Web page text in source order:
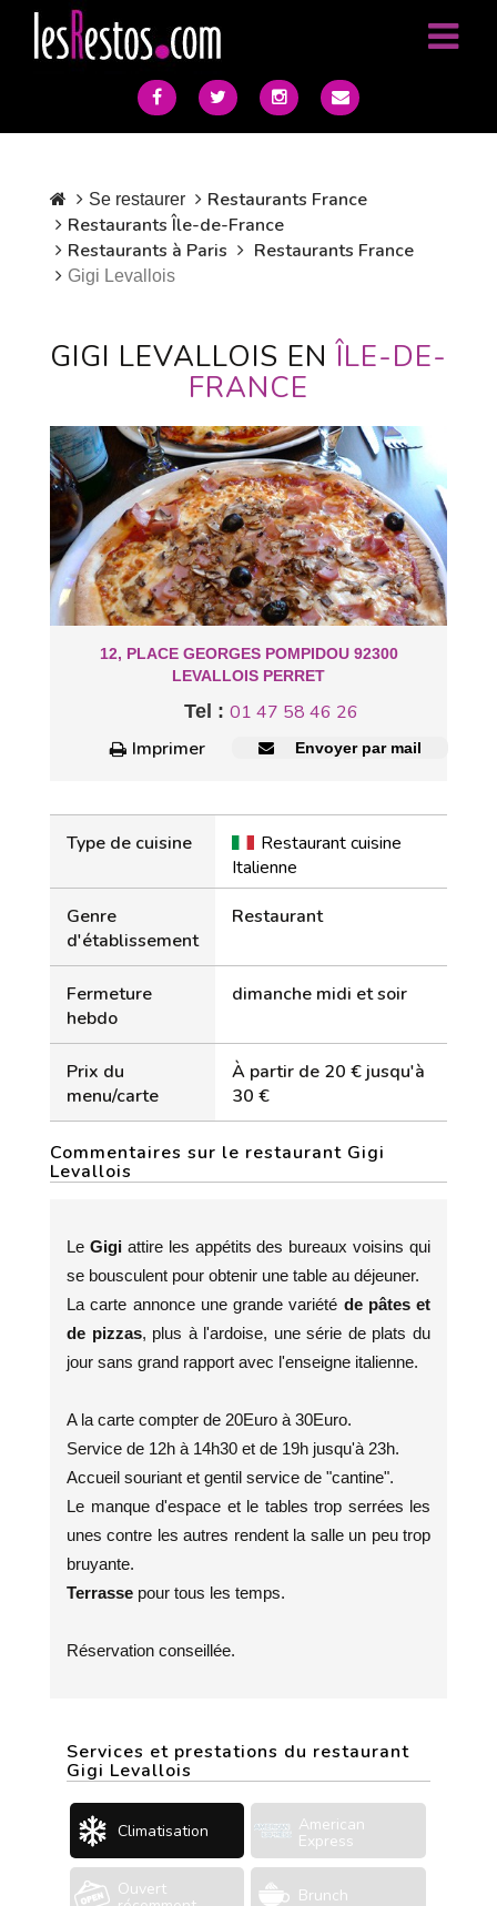
Se restaurer
Restaurants France
Restaurants Île-de-France
Restaurants à Paris
Restaurants France
Gigi Levallois
GIGI LEVALLOIS ENÎLE-DE-
FRANCE
12, PLACE GEORGES POMPIDOU 92300
LEVALLOIS PERRET
Tel : 01 47 58 46 26
Imprimer
Envoyer par mail
Type de cuisine
Restaurant cuisine
Italienne
Genre
d'établissement
Restaurant
Fermeture
hebdo
dimanche midi et soir
Prix du
menu/carte
À partir de 20 € jusqu'à
30 €
Commentaires sur le restaurant Gigi
Levallois
Le Gigi attire les appétits des bureaux voisins qui
se bousculent pour obtenir une table au déjeuner.
La carte annonce une grande variété de pâtes et
de pizzas, plus à l'ardoise, une série de plats du
jour sans grand rapport avec l'enseigne italienne.
A la carte compter de 20Euro à 30Euro.
Service de 12h à 14h30 et de 19h jusqu'à 23h.
Accueil souriant et gentil service de "cantine".
Le manque d'espace et le tables trop serrées les
unes contre les autres rendent la salle un peu trop
bruyante.
Terrasse pour tous les temps.
Réservation conseillée.
Services et prestations du restaurant
Gigi Levallois
Climatisation American
Express
Ouvert Brunch